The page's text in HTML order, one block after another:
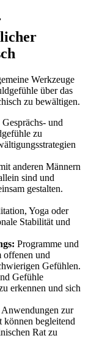
Werkzeuge
über das
zu bewältigen.
Gesprächs- und
zu
anderen Männern
sind und
gestalten.
Yoga oder
Stabilität und
Programme und
offenen und
Gefühlen.
Gefühle
erkennen und sich
Anwendungen zur
können begleitend
Rat zu